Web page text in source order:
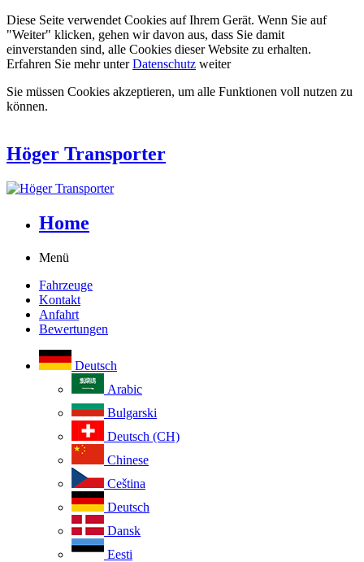
Diese Seite verwendet Cookies auf Ihrem Gerät. Wenn Sie auf
"Weiter" klicken, gehen wir davon aus, dass Sie damit
einverstanden sind, alle Cookies dieser Website zu erhalten.
Erfahren Sie mehr unterDatenschutz weiter
Sie müssen Cookies akzeptieren, um alle Funktionen voll nutzen zu
können.
Höger Transporter
Home
Menü
Fahrzeuge
Kontakt
Anfahrt
Bewertungen
Deutsch
Arabic
Bulgarski
Deutsch (CH)
Chinese
Ceština
Deutsch
Dansk
Eesti